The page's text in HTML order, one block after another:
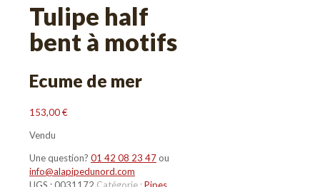
Tulipe half
bent à motifs
Ecume de mer
153,00€
Vendu
Une question? 01 42 08 23 47ou
info@alapipedunord.com